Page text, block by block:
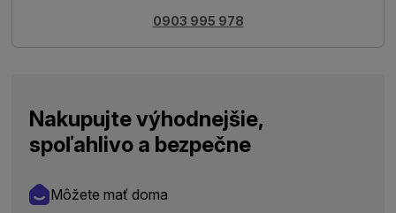
0903 995 978
Nakupujte výhodnejšie,
spoľahlivo a bezpečne
Môžete mať doma